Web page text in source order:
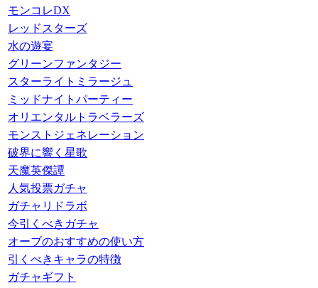
モンコレDX
レッドスターズ
水の遊宴
グリーンファンタジー
スターライトミラージュ
ミッドナイトパーティー
オリエンタルトラベラーズ
モンストジェネレーション
破界に響く星歌
天魔英傑譚
人気投票ガチャ
ガチャリドラボ
今引くべきガチャ
オーブのおすすめの使い方
引くべきキャラの特徴
ガチャギフト